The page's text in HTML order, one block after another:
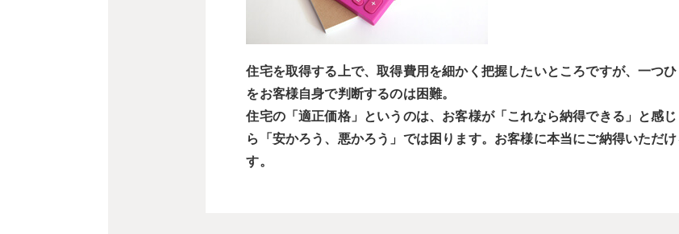
住宅を取得する上で、取得費用を細かく把握したいところですが、一つ
をお客様自身で判断するのは困難。
住宅の「適正価格」というのは、お客様が「これなら納得できる」と感
ら「安かろう、悪かろう」では困ります。お客様に本当にご納得いただ
す。